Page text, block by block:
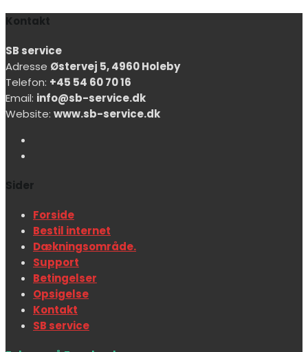
Kontakt
SB service
Adresse Østervej 5, 4960 Holeby
Telefon: +45 54 60 70 16
Email: info@sb-service.dk
Website: www.sb-service.dk
Sider
Forside
Bestil internet
Dækningsområde.
Support
Betingelser
Opsigelse
Kontakt
SB service